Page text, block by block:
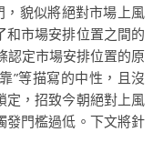
，貌似將絕對市場上風
和市場安排位置之間的
認定市場安排位置的原
”等描寫的中性，且沒
定，招致今朝絕對上風
發門檻過低。下文將針